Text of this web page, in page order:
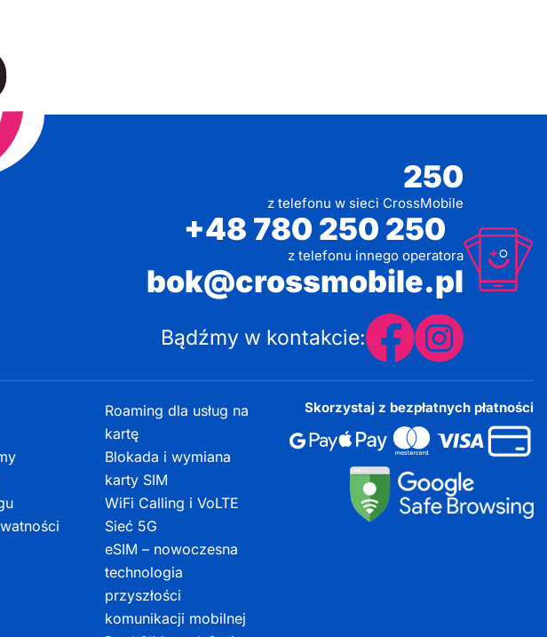
250
z telefonu w sieci CrossMobile
+48 780 250 250
z telefonu innego operatora
bok@crossmobile.pl
Bądźmy w kontakcie:
Roaming dla usług na
kartę
Blokada i wymiana
karty SIM
WiFi Calling i VoLTE
Sieć 5G
eSIM – nowoczesna
technologia
przyszłości
komunikacji mobilnej
Skorzystaj z bezpłatnych płatności